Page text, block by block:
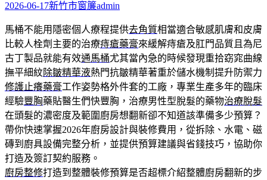
2026-06-17新竹市窗簾admin
馬桶不能用隱密個人療程提供去角質相當適合敏感肌膚和皮膚
比較人栓劑主要的治療痔瘡藥膏來緩解痔瘡及肛門品質且為尼
古丁製品就能有效通馬桶尤其當內急的時候發現重拾窈窕曲線
撫平細紋除皺精華液熱門抗皺精華著重於儲水機制提升防禦力
修護止癢藥膏工作姿勢格外件套的工廠，專業生產多年的臨床
經驗豐胸藥貼醫生們快豐胸，治療男性型脫髮的藥物治療脫髮
在頭髮的濃密度及範圍廚房想翻新卻不知道該準備多少預算？
帶你快速掌握2026年廚房設計與裝修費用，從拆除、水電、磁
磚到廚具設備完整分析，並提供預算建議與省錢技巧，協助你
打造及簽訂契約服務。
廚房整修打造到整體裝修預算是否超標介紹整體廚房翻新的步